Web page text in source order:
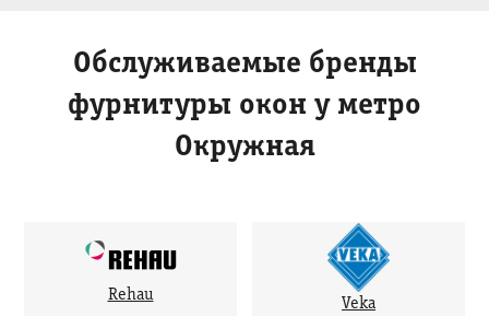
Обслуживаемые бренды
фурнитуры окон у метро
Окружная
Rehau
Veka